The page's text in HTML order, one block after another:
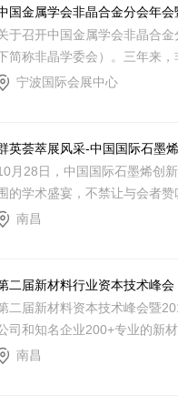
国金属学会非晶合金分会年
于召开中国金属学会非晶合
简称非晶学委会）。三年来
宁波国际会展中心
英荟萃展风采-中国国际石墨
月28日，中国国际石墨烯创
的学术盛宴，不禁让与会者
南昌
二届新材料行业资本技术峰会
二届新材料资本技术峰会暨
司和知名企业200+专业的新
南昌